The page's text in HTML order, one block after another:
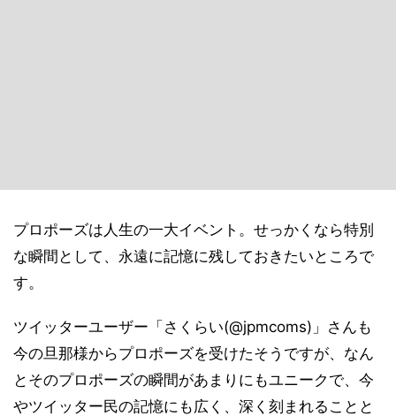
プロポーズは人生の一大イベント。せっかくなら特別
な瞬間として、永遠に記憶に残しておきたいところで
す。
ツイッターユーザー「さくらい(@jpmcoms)」さんも
今の旦那様からプロポーズを受けたそうですが、なん
とそのプロポーズの瞬間があまりにもユニークで、今
やツイッター民の記憶にも広く、深く刻まれることと